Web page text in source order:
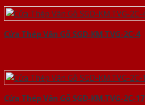
Cửa Thép Vân Gỗ SGD-KM.TVG-2C-4
Cửa Thép Vân Gỗ SGD-KM.TVG-2C-17